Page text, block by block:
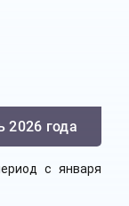
2026 года
с января